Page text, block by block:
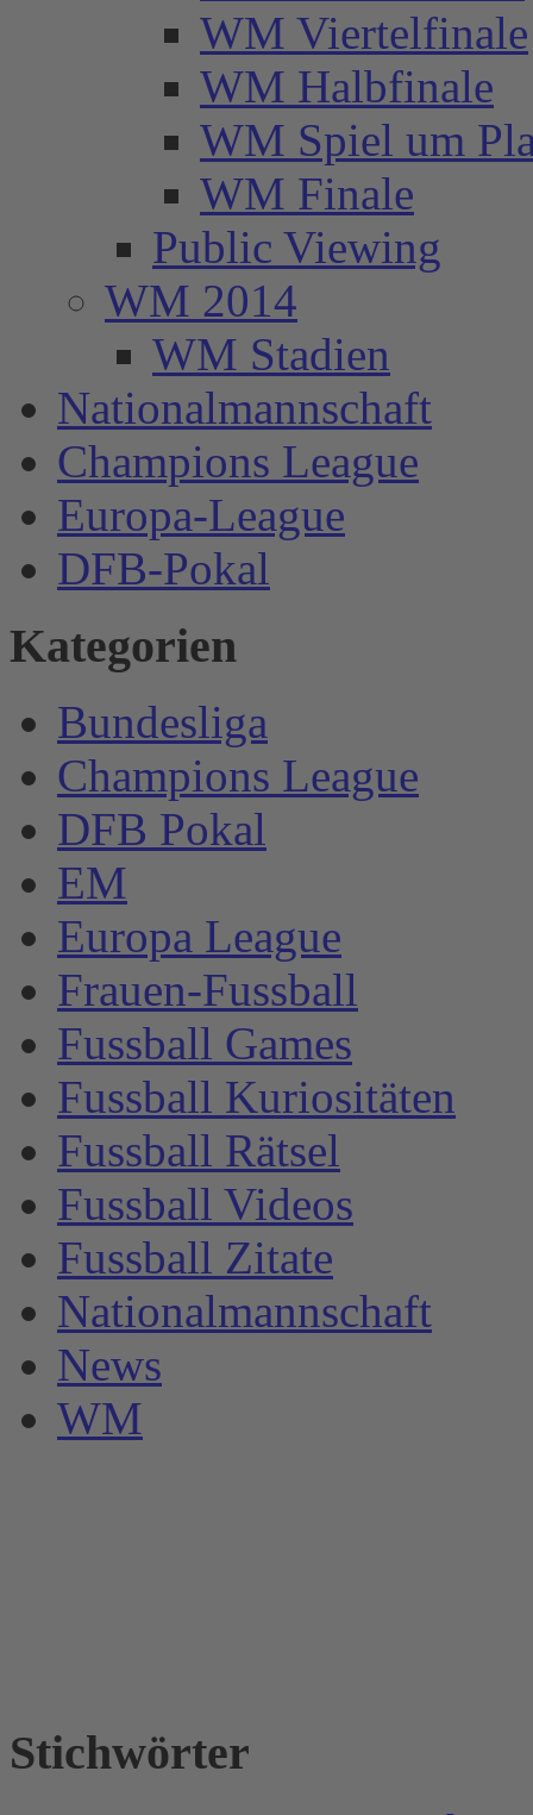
WM Viertelfinale
WM Halbfinale
WM Spiel um
WM Finale
Public Viewing
WM 2014
WM Stadien
Nationalmannschaft
Champions League
Europa-League
DFB-Pokal
Kategorien
Bundesliga
Champions League
DFB Pokal
EM
Europa League
Frauen-Fussball
Fussball Games
Fussball Kuriositäten
Fussball Rätsel
Fussball Videos
Fussball Zitate
Nationalmannschaft
News
WM
Stichwörter